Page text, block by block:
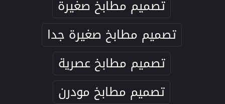
تصميم مطابخ صغيرة
تصميم مطابخ صغيرة جدا
تصميم مطابخ عصرية
تصميم مطابخ مودرن